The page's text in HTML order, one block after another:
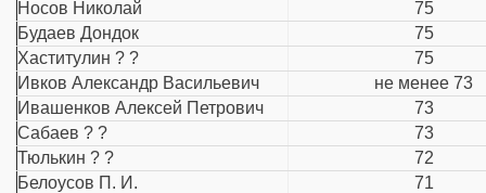
Носов Николай
75
Будаев Дондок
75
Хаститулин ? ?
75
Ивков Александр Васильевич
не менее 73
Ивашенков Алексей Петрович
73
Сабаев ? ?
73
Тюлькин ? ?
72
Белоусов П. И.
71